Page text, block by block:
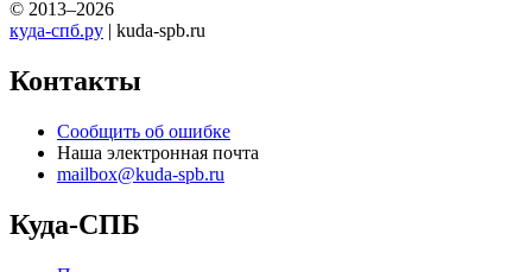
© 2013–2026
куда-спб.ру | kuda-spb.ru
Контакты
Сообщить об ошибке
Наша электронная почта
mailbox@kuda-spb.ru
Куда-СПБ